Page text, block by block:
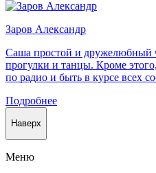
Заров Александр
Саша простой и дружелюбный
прогулки и танцы. Кроме
по радио и быть в курсе всех
Подробнее
Наверх
Меню